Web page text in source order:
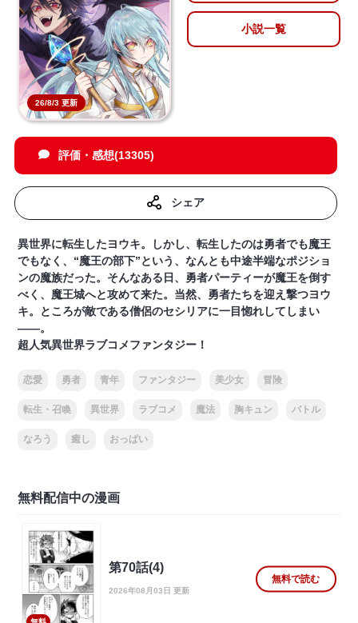
26/8/3 更新
小説一覧
評価・感想(13305)
シェア
異世界に転生したヨウキ。しかし、転生したのは勇者でも魔王
でもなく、“魔王の部下”という、なんとも中途半端なポジショ
ンの魔族だった。そんなある日、勇者パーティーが魔王を倒す
べく、魔王城へと攻めて来た。当然、勇者たちを迎え撃つヨウ
キ。ところが敵である僧侶のセシリアに一目惚れしてしまい
――。
超人気異世界ラブコメファンタジー！
恋愛 勇者 青年 ファンタジー 美少女 冒険
転生・召喚 異世界 ラブコメ 魔法 胸キュン バトル
なろう 癒し おっぱい
無料配信中の漫画
第70話(4)
2026年08月03日 更新
無料で読む